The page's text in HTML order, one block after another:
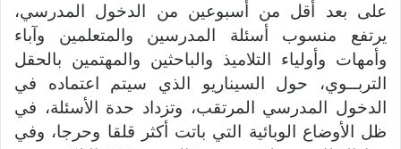
على بعد أقل من أسبوعين من الدخول المدرسي،
يرتفع منسوب أسئلة المدرسين والمتعلمين وآباء
وأمهات وأولياء التلاميذ والباحثين والمهتمين بالحقل
التربــوي، حول السيناريو الذي سيتم اعتماده في
الدخول المدرسي المرتقب، وتزداد حدة الأسئلة، في
ظل الأوضاع الوبائية التي باتت أكثر قلقا وحرجا، وفي